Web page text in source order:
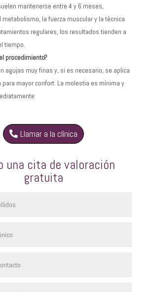
mantenerse entre 4 y 6 meses,
metabolismo, la fuerza muscular y la técnica
regulares, los resultados tienden a
tiempo.
procedimiento?
agujas muy finas y, si es necesario, se aplica
mayor confort. La molestia es mínima y
Llamar a la clínica
una cita de valoración
gratuita